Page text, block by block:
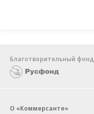
Благотворительный фонд
О «Коммерсанте»